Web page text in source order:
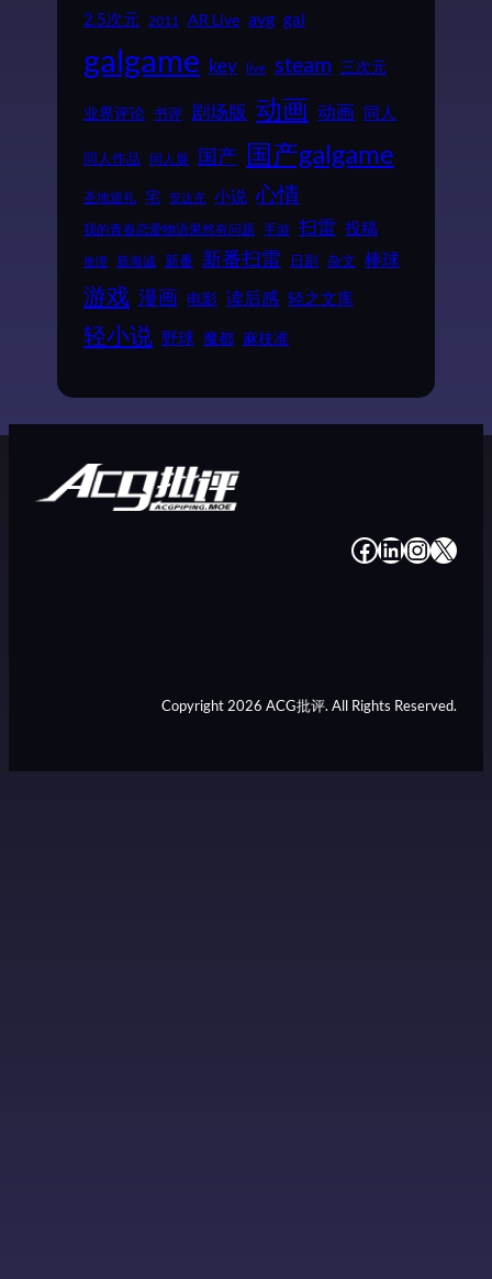
2.5次元 2011 AR Live avg gal
galgame key live steam 三次元
业界评论 书评 剧场版 动画 动画 同人
同人作品 同人展 国产 国产galgame
圣地巡礼 宅 安达充 小说 心情
我的青春恋爱物语果然有问题 手游 扫雷 投稿
推理 新海诚 新番 新番扫雷 日剧 杂文 棒球
游戏 漫画 电影 读后感 轻之文库
轻小说 野球 魔都 麻枝准
# # # #
Copyright 2026 ACG批评. All Rights Reserved.